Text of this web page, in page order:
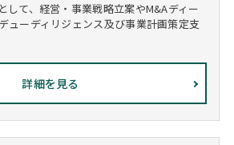
して、経営・事業戦略立案やM&Aディー
ューディリジェンス及び事業計画策定支
詳細を見る